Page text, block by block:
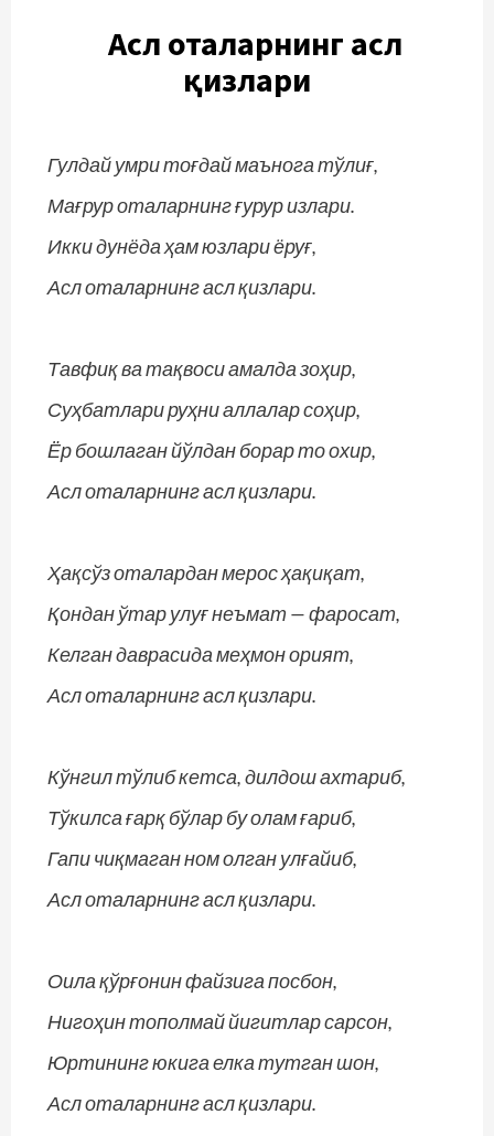
Асл оталарнинг асл
қизлари
Гулдай умри тоғдай маънога тўлиғ,
Мағрур оталарнинг ғурур излари.
Икки дунёда ҳам юзлари ёруғ,
Асл оталарнинг асл қизлари.
Тавфиқ ва тақвоси амалда зоҳир,
Суҳбатлари руҳни аллалар соҳир,
Ёр бошлаган йўлдан борар то охир,
Асл оталарнинг асл қизлари.
Ҳақсўз оталардан мерос ҳақиқат,
Қондан ўтар улуғ неъмат — фаросат,
Келган даврасида меҳмон орият,
Асл оталарнинг асл қизлари.
Кўнгил тўлиб кетса, дилдош ахтариб,
Тўкилса ғарқ бўлар бу олам ғариб,
Гапи чиқмаган ном олган улғайиб,
Асл оталарнинг асл қизлари.
Оила қўрғонин файзига посбон,
Нигоҳин тополмай йигитлар сарсон,
Юртининг юкига елка тутган шон,
Асл оталарнинг асл қизлари.